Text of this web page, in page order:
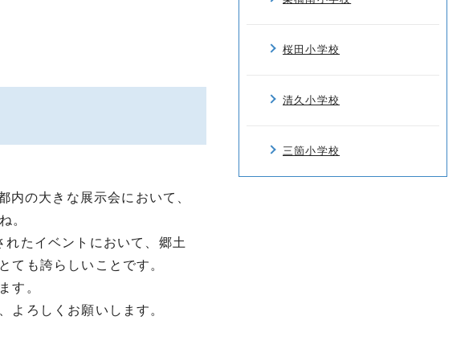
の大きな展示会において、
。
たイベントにおいて、郷土
ても誇らしいことです。
す。
よろしくお願いします。
桜田小学校
清久小学校
三箇小学校